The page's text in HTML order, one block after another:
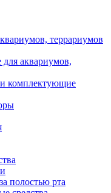
террариумов
аквариумов,
комплектующие
полостью рта